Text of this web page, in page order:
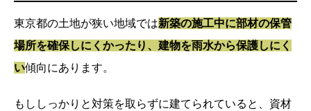
東京都の土地が狭い地域では新築の施工中に部材の保管
場所を確保しにくかったり、建物を雨水から保護しにく
い傾向にあります。
もししっかりと対策を取らずに建てられていると、資材